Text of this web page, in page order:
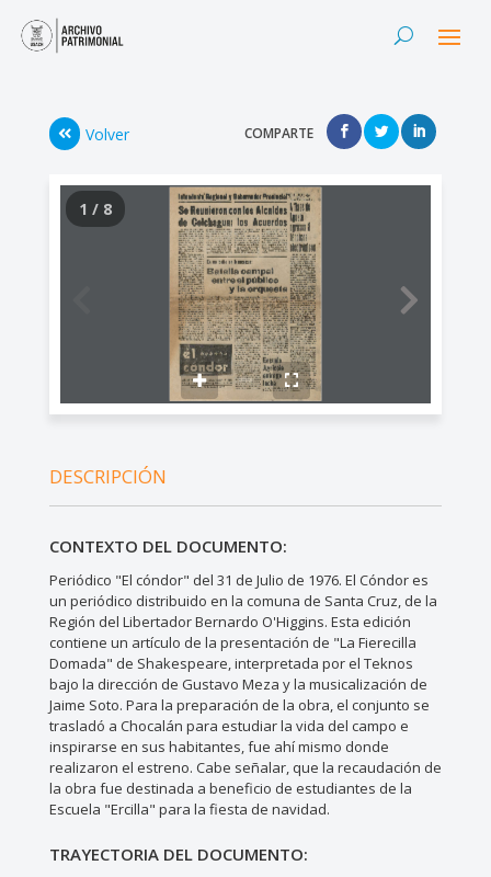
Volver COMPARTE
1 / 8
DESCRIPCIÓN
CONTEXTO DEL DOCUMENTO:
Periódico "El cóndor" del 31 de Julio de 1976. El Cóndor es
un periódico distribuido en la comuna de Santa Cruz, de la
Región del Libertador Bernardo O'Higgins. Esta edición
contiene un artículo de la presentación de "La Fierecilla
Domada" de Shakespeare, interpretada por el Teknos
bajo la dirección de Gustavo Meza y la musicalización de
Jaime Soto. Para la preparación de la obra, el conjunto se
trasladó a Chocalán para estudiar la vida del campo e
inspirarse en sus habitantes, fue ahí mismo donde
realizaron el estreno. Cabe señalar, que la recaudación de
la obra fue destinada a beneficio de estudiantes de la
Escuela "Ercilla" para la fiesta de navidad.
TRAYECTORIA DEL DOCUMENTO: